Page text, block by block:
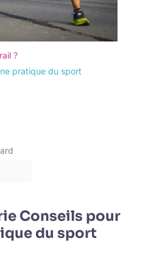
?
pratique du sport
Conseils pour
du sport